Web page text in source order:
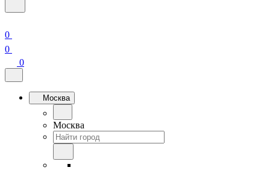
0
0
0
Москва
Москва